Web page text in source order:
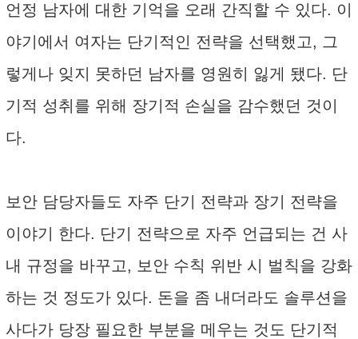
언정 남자에 대한 기억을 오래 간직할 수 있다. 이
야기에서 여자는 단기적인 전략을 선택했고, 그
렇게나 잊지 못하던 남자를 영원히 잃게 됐다. 단
기적 성취를 위해 장기적 손실을 감수했던 것이
다.
보안 담당자들도 자주 단기 전략과 장기 전략을
이야기 한다. 단기 전략으로 자주 언급되는 건 사
내 규정을 바꾸고, 보안 수칙 위반 시 벌칙을 강화
하는 것 정도가 있다. 돈을 좀 내더라도 솔루션을
사다가 당장 필요한 부분을 메우는 것도 단기적